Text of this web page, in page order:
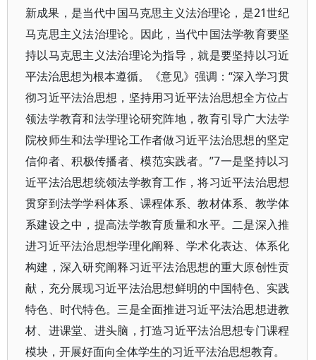
新成果，是当代中国马克思主义法治理论，是21世纪
马克思主义法治理论。因此，当代中国法学教育要坚
持以马克思主义法治理论为指导，就是要坚持以习近
平法治思想为根本遵循。《意见》强调：“深入学习贯
彻习近平法治思想，坚持用习近平法治思想全方位占
领法学教育和法学理论研究阵地，教育引导广大法学
院校师生和法学理论工作者做习近平法治思想的坚定
信仰者、积极传播者、模范实践者。”7一是坚持以习
近平法治思想统领法学教育工作，将习近平法治思想
贯穿到法学学科体系、课程体系、教材体系、教学体
系建设之中，提高法学教育质量和水平。二是深入推
进习近平法治思想学理化阐释、学术化表达、体系化
构建，深入研究阐释习近平法治思想的重大原创性贡
献，充分展现习近平法治思想鲜明的中国特色、实践
特色、时代特色。三是全面推进习近平法治思想进教
材、进课堂、进头脑，打造习近平法治思想专门课程
模块，开展好面向全体学生的习近平法治思想教育。